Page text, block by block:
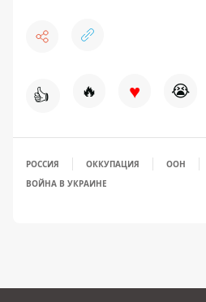
👍 🔥 ♥ 😭
РОССИЯ ОККУПАЦИЯ ООН
ВОЙНА В УКРАИНЕ